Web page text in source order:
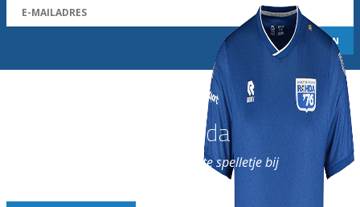
Word nu lid van Rohda
en geniet iedere week van het leukste spelletje bij